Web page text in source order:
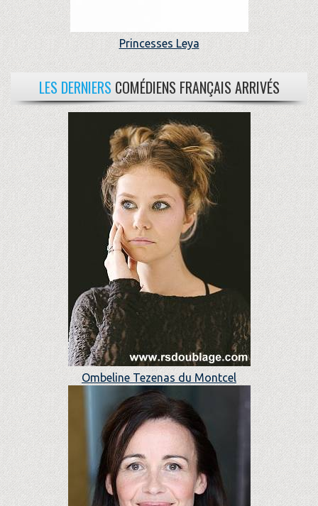
Princesses Leya
LES DERNIERS COMÉDIENS FRANÇAIS ARRIVÉS
Ombeline Tezenas du Montcel